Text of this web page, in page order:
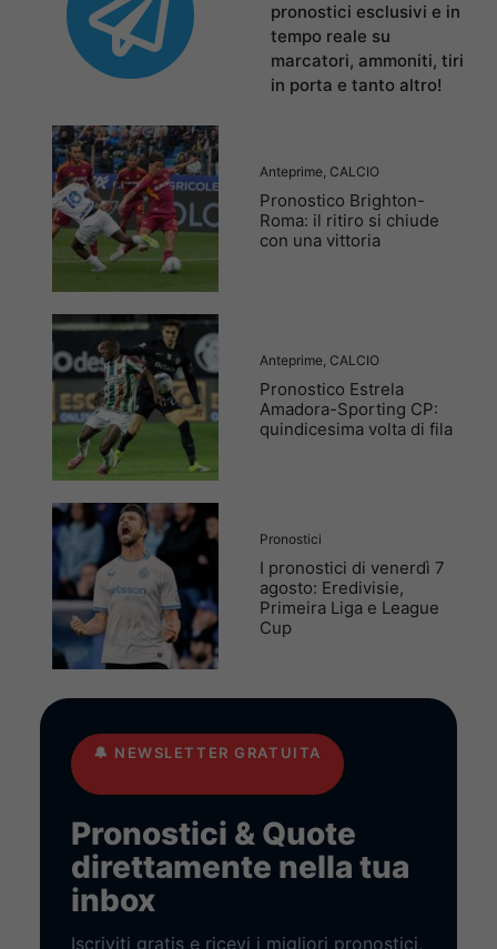
pronostici esclusivi e in
tempo reale su
marcatori, ammoniti, tiri
in porta e tanto altro!
Anteprime CALCIO
Pronostico Brighton-
Roma: il ritiro si chiude
con una vittoria
Anteprime CALCIO
Pronostico Estrela
Amadora-Sporting CP:
quindicesima volta di fila
Pronostici
I pronostici di venerdì 7
agosto: Eredivisie,
Primeira Liga e League
Cup
🔔 NEWSLETTER GRATUITA
Pronostici & Quote
direttamente nella tua
inbox
Iscriviti gratis e ricevi i migliori pronostici,